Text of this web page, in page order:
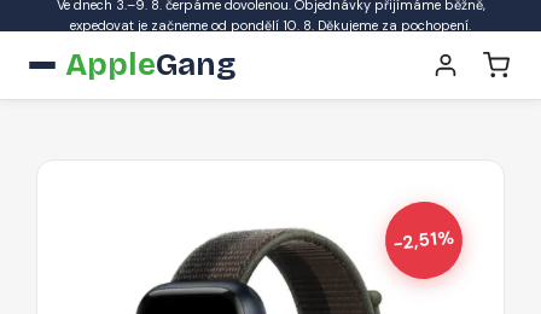
Ve dnech 3.–9. 8. čerpáme dovolenou. Objednávky přijímáme běžně,
expedovat je začneme od pondělí 10. 8. Děkujeme za pochopení.
AppleGang
-2,51%